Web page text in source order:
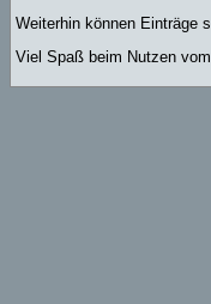
Weiterhin können Einträge
Viel Spaß beim Nutzen